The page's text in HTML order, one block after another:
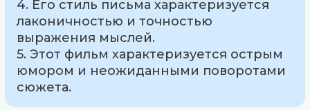
4. Его стиль письма характеризуется
лаконичностью и точностью
выражения мыслей.
5. Этот фильм характеризуется острым
юмором и неожиданными поворотами
сюжета.